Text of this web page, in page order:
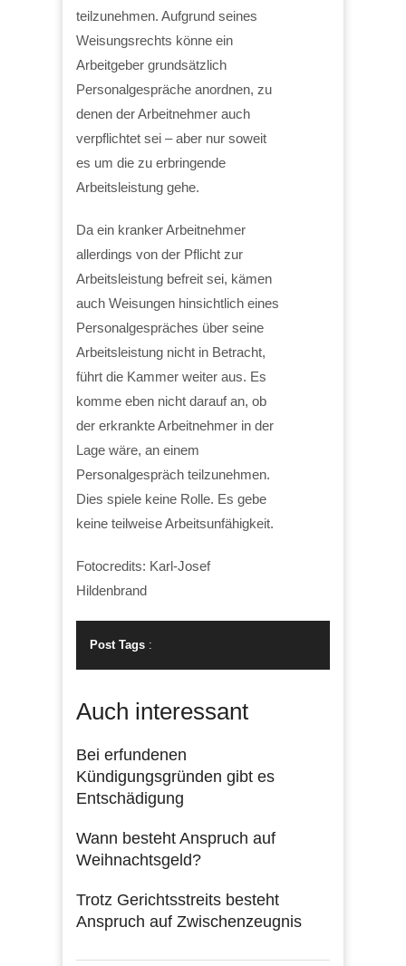
teilzunehmen. Aufgrund seines
Weisungsrechts könne ein
Arbeitgeber grundsätzlich
Personalgespräche anordnen, zu
denen der Arbeitnehmer auch
verpflichtet sei – aber nur soweit
es um die zu erbringende
Arbeitsleistung gehe.
Da ein kranker Arbeitnehmer
allerdings von der Pflicht zur
Arbeitsleistung befreit sei, kämen
auch Weisungen hinsichtlich eines
Personalgespräches über seine
Arbeitsleistung nicht in Betracht,
führt die Kammer weiter aus. Es
komme eben nicht darauf an, ob
der erkrankte Arbeitnehmer in der
Lage wäre, an einem
Personalgespräch teilzunehmen.
Dies spiele keine Rolle. Es gebe
keine teilweise Arbeitsunfähigkeit.
Fotocredits: Karl-Josef
Hildenbrand
Post Tags :
Auch interessant
Bei erfundenen
Kündigungsgründen gibt es
Entschädigung
Wann besteht Anspruch auf
Weihnachtsgeld?
Trotz Gerichtsstreits besteht
Anspruch auf Zwischenzeugnis